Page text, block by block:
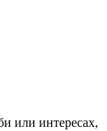
или интересах,